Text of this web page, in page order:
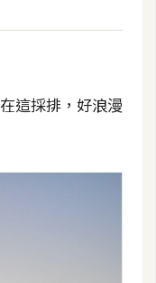
這採排，好浪漫